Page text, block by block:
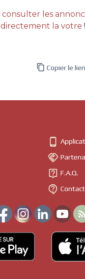
consulter les
directement la votre !
 Copier le


 F.A.Q.
 Contact
